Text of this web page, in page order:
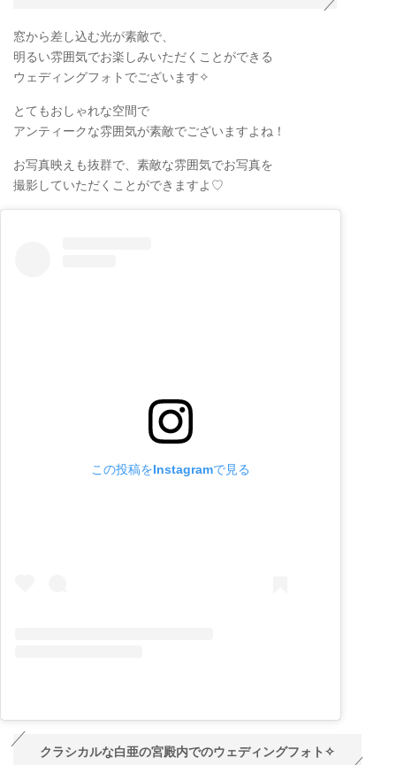
窓から差し込む光が素敵で、
明るい雰囲気でお楽しみいただくことができる
ウェディングフォトでございます✧
とてもおしゃれな空間で
アンティークな雰囲気が素敵でございますよね！
お写真映えも抜群で、素敵な雰囲気でお写真を
撮影していただくことができますよ♡
この投稿をInstagramで見る
クラシカルな白亜の宮殿内でのウェディングフォト✧